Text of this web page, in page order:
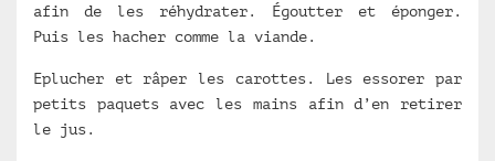
afin de les réhydrater. Égoutter et éponger.
Puis les hacher comme la viande.
Eplucher et râper les carottes. Les essorer par
petits paquets avec les mains afin d’en retirer
le jus.